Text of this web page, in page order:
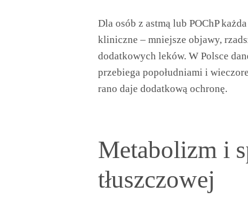
Dla osób z astmą lub POChP
kliniczne – mniejsze objawy,
dodatkowych leków. W Polsce
przebiega popołudniami i
rano daje dodatkową ochronę.
Metabolizm i
tłuszczowej